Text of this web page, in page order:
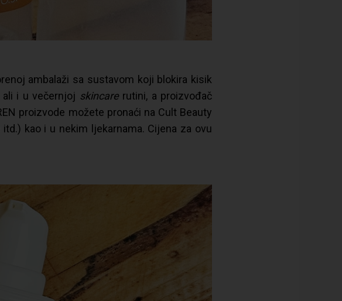
ambalaži sa sustavom koji blokira kisik
i u večernjoj skincarerutini, a proizvođač
proizvode možete pronaći na Cult Beauty
kao i u nekim ljekarnama. Cijena za ovu